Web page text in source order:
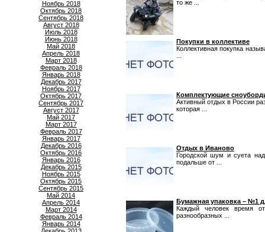
Ноябрь 2018
Октябрь 2018
Сентябрь 2018
Август 2018
Июль 2018
Июнь 2018
Май 2018
Апрель 2018
Март 2018
Февраль 2018
Январь 2018
Декабрь 2017
Ноябрь 2017
Октябрь 2017
Сентябрь 2017
Август 2017
Май 2017
Март 2017
Февраль 2017
Январь 2017
Декабрь 2016
Октябрь 2016
Январь 2016
Декабрь 2015
Ноябрь 2015
Октябрь 2015
Сентябрь 2015
Май 2014
Апрель 2014
Март 2014
Февраль 2014
Январь 2014
то же ...
Покупки в коллективе
Коллективная покупка
Комплектующие
Активный отдых в России
которая ...
Отдых в Иваново
Городской шум и суета
подальше от ...
Бумажная упаковка – №1
Каждый человек время
разнообразных ...